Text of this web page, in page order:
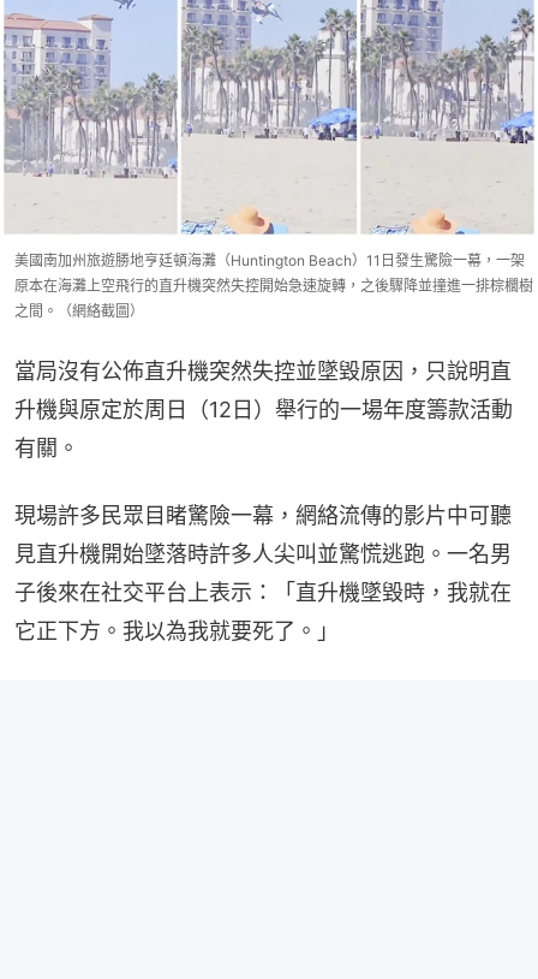
美國南加州旅遊勝地亨廷頓海灘（Huntington Beach）11日發生驚險一幕，一架
原本在海灘上空飛行的直升機突然失控開始急速旋轉，之後驟降並撞進一排棕櫚樹
之間。（網絡截圖）
當局沒有公佈直升機突然失控並墜毀原因，只說明直
升機與原定於周日（12日）舉行的一場年度籌款活動
有關。
現場許多民眾目睹驚險一幕，網絡流傳的影片中可聽
見直升機開始墜落時許多人尖叫並驚慌逃跑。一名男
子後來在社交平台上表示：「直升機墜毀時，我就在
它正下方。我以為我就要死了。」